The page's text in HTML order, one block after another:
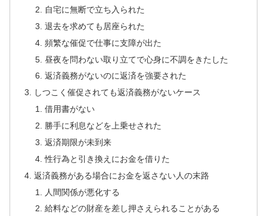
自宅に無断で立ち入られた
退去を求めても居座られた
頻繁な催促で仕事に支障が出た
昼夜を問わない取り立てで心身に不調をきたした
返済義務がないのに返済を強要された
しつこく催促されても返済義務がないケース
借用書がない
勝手に利息などを上乗せされた
返済期限が未到来
性行為と引き換えにお金を借りた
返済義務がある場合にお金を返さない人の末路
人間関係が悪化する
給料などの財産を差し押さえられることがある